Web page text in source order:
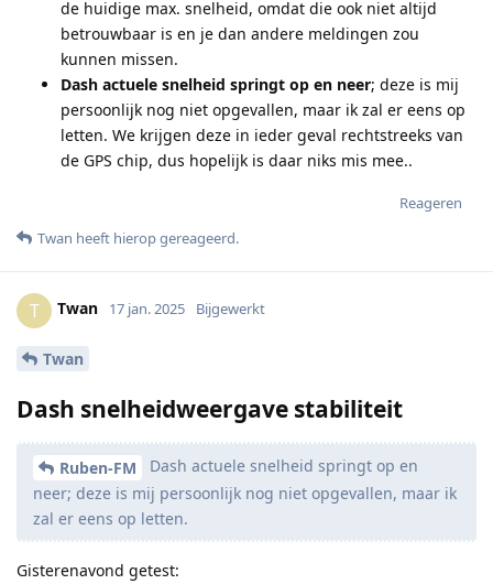
de huidige max. snelheid, omdat die ook niet altijd
betrouwbaar is en je dan andere meldingen zou
kunnen missen.
Dash actuele snelheid springt op en neer; deze is mij
persoonlijk nog niet opgevallen, maar ik zal er eens op
letten. We krijgen deze in ieder geval rechtstreeks van
de GPS chip, dus hopelijk is daar niks mis mee..
Reageren
Twan heeft hierop gereageerd.
T Twan 17 jan. 2025 Bijgewerkt
Twan
Dash snelheidweergave stabiliteit
Ruben-FM
Dash actuele snelheid springt op en
neer; deze is mij persoonlijk nog niet opgevallen, maar ik
zal er eens op letten.
Gisterenavond getest: